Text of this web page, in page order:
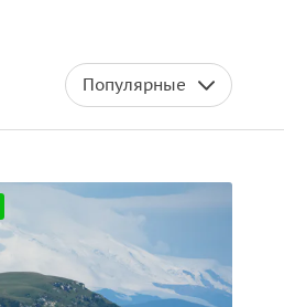
Популярные